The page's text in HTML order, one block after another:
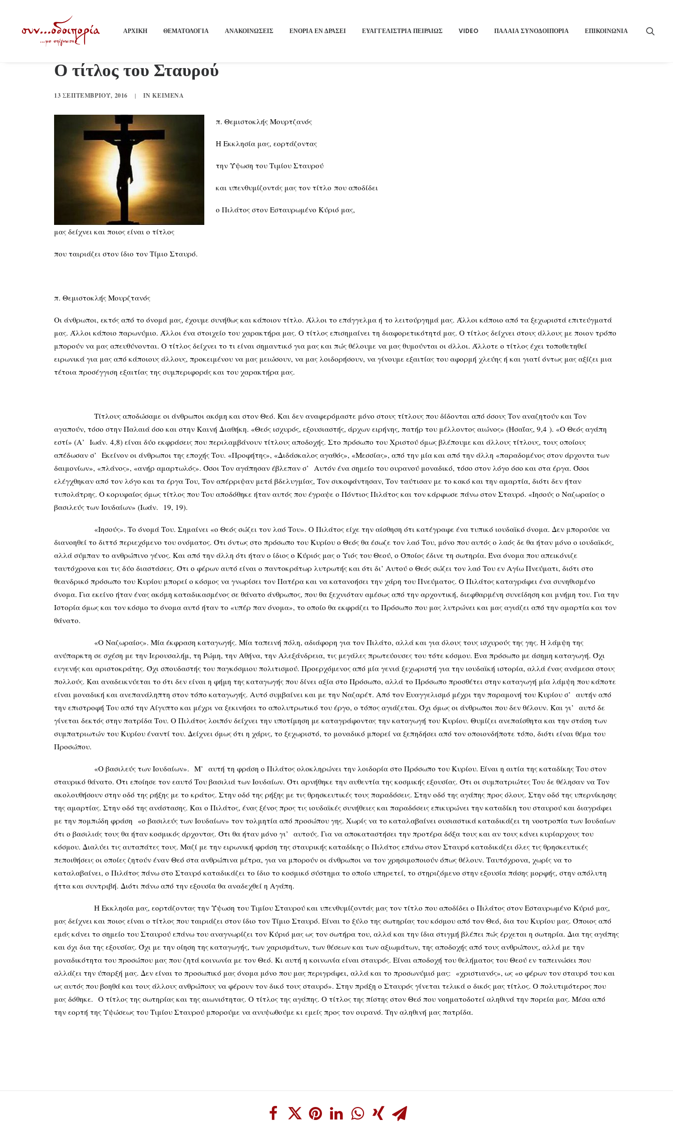
ΑΡΧΙΚΗ ΘΕΜΑΤΟΛΟΓΙΑ ΑΝΑΚΟΙΝΩΣΕΙΣ ΕΝΟΡΙΑ ΕΝ ΔΡΑΣΕΙ ΕΥΑΓΓΕΛΙΣΤΡΙΑ ΠΕΙΡΑΙΏΣ VIDEO ΠΑΛΑΙΑ ΣΥΝΟΔΟΙΠΟΡΙΑ ΕΠΙΚΟΙΝΩΝΙΑ
Ο τίτλος του Σταυρού
13 ΣΕΠΤΕΜΒΡΊΟΥ, 2016 | INΚΕΊΜΕΝΑ
π. Θεμιστοκλής Μουρτζανός
Η Εκκλησία μας, εορτάζοντας
την Ύψωση του Τιμίου Σταυρού
και υπενθυμίζοντάς μας τον τίτλο που αποδίδει
ο Πιλάτος στον Εσταυρωμένο Κύριό μας,
μας δείχνει και ποιος είναι ο τίτλος
που ταιριάζει στον ίδιο τον Τίμιο Σταυρό.
π. Θεμιστοκλής Μουρζτανός
Οι άνθρωποι, εκτός από το όνομά μας, έχουμε συνήθως και κάποιον τίτλο. Άλλοι το επάγγελμα ή το λειτούργημά μας. Άλλοι κάποιο από τα ξεχωριστά επιτεύγματά
μας. Άλλοι κάποιο παρωνύμιο. Άλλοι ένα στοιχείο του χαρακτήρα μας. Ο τίτλος επισημαίνει τη διαφορετικότητά μας. Ο τίτλος δείχνει στους άλλους με ποιον τρόπο
μπορούν να μας απευθύνονται. Ο τίτλος δείχνει το τι είναι σημαντικό για μας και πώς θέλουμε να μας θυμούνται οι άλλοι. Άλλοτε ο τίτλος έχει τοποθετηθεί
ειρωνικά για μας από κάποιους άλλους, προκειμένου να μας μειώσουν, να μας λοιδορήσουν, να γίνουμε εξαιτίας του αφορμή χλεύης ή και γιατί όντως μας αξίζει μια
τέτοια προσέγγιση εξαιτίας της συμπεριφοράς και του χαρακτήρα μας.
Τίτλους αποδώσαμε οι άνθρωποι ακόμη και στον Θεό. Και δεν αναφερόμαστε μόνο στους τίτλους που δίδονται από όσους Τον αναζητούν και Τον
αγαπούν, τόσο στην Παλαιά όσο και στην Καινή Διαθήκη. «Θεός ισχυρός, εξουσιαστής, άρχων ειρήνης, πατήρ του μέλλοντος αιώνος» (Ησαΐας, 9,4 ). «Ο Θεός αγάπη
εστί» (Α’ Ιωάν. 4,8) είναι δύο εκφράσεις που περιλαμβάνουν τίτλους αποδοχής. Στο πρόσωπο του Χριστού όμως βλέπουμε και άλλους τίτλους, τους οποίους
απέδωσαν σ’ Εκείνον οι άνθρωποι της εποχής Του. «Προφήτης», «Διδάσκαλος αγαθός», «Μεσσίας», από την μία και από την άλλη «παραδομένος στον άρχοντα των
δαιμονίων», «πλάνος», «ανήρ αμαρτωλός». Όσοι Τον αγάπησαν έβλεπαν σ’ Αυτόν ένα σημείο του ουρανού μοναδικό, τόσο στον λόγο όσο και στα έργα. Όσοι
ελέγχθηκαν από τον λόγο και τα έργα Του, Τον απέρριψαν μετά βδελυγμίας, Τον συκοφάντησαν, Τον ταύτισαν με το κακό και την αμαρτία, διότι δεν ήταν
τυπολάτρης. Ο κορυφαίος όμως τίτλος που Του αποδόθηκε ήταν αυτός που έγραψε ο Πόντιος Πιλάτος και τον κάρφωσε πάνω στον Σταυρό. «Ιησούς ο Ναζωραίος ο
βασιλεύς των Ιουδαίων» (Ιωάν. 19, 19).
«Ιησούς». Το όνομά Του. Σημαίνει «ο Θεός σώζει τον λαό Του». Ο Πιλάτος είχε την αίσθηση ότι κατέγραφε ένα τυπικό ιουδαϊκό όνομα. Δεν μπορούσε να
διανοηθεί το διττό περιεχόμενο του ονόματος. Ότι όντως στο πρόσωπο του Κυρίου ο Θεός θα έσωζε τον λαό Του, μόνο που αυτός ο λαός δε θα ήταν μόνο ο ιουδαϊκός,
αλλά σύμπαν το ανθρώπινο γένος. Και από την άλλη ότι ήταν ο ίδιος ο Κύριός μας ο Υιός του Θεού, ο Οποίος έδινε τη σωτηρία. Ένα όνομα που απεικόνιζε
ταυτόχρονα και τις δύο διαστάσεις. Ότι ο φέρων αυτό είναι ο παντοκράτωρ λυτρωτής και ότι δι’ Αυτού ο Θεός σώζει τον λαό Του εν Αγίω Πνεύματι, διότι στο
θεανδρικό πρόσωπο του Κυρίου μπορεί ο κόσμος να γνωρίσει τον Πατέρα και να κατανοήσει την χάρη του Πνεύματος. Ο Πιλάτος καταγράφει ένα συνηθισμένο
όνομα. Για εκείνο ήταν ένας ακόμη καταδικασμένος σε θάνατο άνθρωπος, που θα ξεχνιόταν αμέσως από την αρχοντική, διεφθαρμένη συνείδηση και μνήμη του. Για την
Ιστορία όμως και τον κόσμο το όνομα αυτό ήταν το «υπέρ παν όνομα», το οποίο θα εκφράζει το Πρόσωπο που μας λυτρώνει και μας αγιάζει από την αμαρτία και τον
θάνατο.
«Ο Ναζωραίος». Μία έκφραση καταγωγής. Μία ταπεινή πόλη, αδιάφορη για τον Πιλάτο, αλλά και για όλους τους ισχυρούς της γης. Η λάμψη της
ανύπαρκτη σε σχέση με την Ιερουσαλήμ, τη Ρώμη, την Αθήνα, την Αλεξάνδρεια, τις μεγάλες πρωτεύουσες του τότε κόσμου. Ένα πρόσωπο με άσημη καταγωγή. Όχι
ευγενής και αριστοκράτης. Όχι σπουδαστής του παγκόσμιου πολιτισμού. Προερχόμενος από μία γενιά ξεχωριστή για την ιουδαϊκή ιστορία, αλλά ένας ανάμεσα στους
πολλούς. Και αναδεικνύεται το ότι δεν είναι η φήμη της καταγωγής που δίνει αξία στο Πρόσωπο, αλλά το Πρόσωπο προσθέτει στην καταγωγή μία λάμψη που κάποτε
είναι μοναδική και ανεπανάληπτη στον τόπο καταγωγής. Αυτό συμβαίνει και με την Ναζαρέτ. Από τον Ευαγγελισμό μέχρι την παραμονή του Κυρίου σ’ αυτήν από
την επιστροφή Του από την Αίγυπτο και μέχρι να ξεκινήσει το απολυτρωτικό του έργο, ο τόπος αγιάζεται. Όχι όμως οι άνθρωποι που δεν θέλουν. Και γι’ αυτό δε
γίνεται δεκτός στην πατρίδα Του. Ο Πιλάτος λοιπόν δείχνει την υποτίμηση με καταγράφοντας την καταγωγή του Κυρίου. Θυμίζει ανεπαίσθητα και την στάση των
συμπατριωτών του Κυρίου έναντί του. Δείχνει όμως ότι η χάρις, το ξεχωριστό, το μοναδικό μπορεί να ξεπηδήσει από τον οποιονδήποτε τόπο, διότι είναι θέμα του
Προσώπου.
«Ο βασιλεύς των Ιουδαίων». Μ’ αυτή τη φράση ο Πιλάτος ολοκληρώνει την λοιδορία στο Πρόσωπο του Κυρίου. Είναι η αιτία της καταδίκης Του στον
σταυρικό θάνατο. Ότι εποίησε τον εαυτό Του βασιλιά των Ιουδαίων. Ότι αρνήθηκε την αυθεντία της κοσμικής εξουσίας. Ότι οι συμπατριώτες Του δε θέλησαν να Τον
ακολουθήσουν στην οδό της ρήξης με το κράτος. Στην οδό της ρήξης με τις θρησκευτικές τους παραδόσεις. Στην οδό της αγάπης προς όλους. Στην οδό της υπερνίκησης
της αμαρτίας. Στην οδό της ανάστασης. Και ο Πιλάτος, ένας ξένος προς τις ιουδαϊκές συνήθειες και παραδόσεις επικυρώνει την καταδίκη του σταυρού και διαγράφει
με την πομπώδη φράση «ο βασιλεύς των Ιουδαίων» τον τολμητία από προσώπου γης. Χωρίς να το καταλαβαίνει ουσιαστικά καταδικάζει τη νοοτροπία των Ιουδαίων
ότι ο βασιλιάς τους θα ήταν κοσμικός άρχοντας. Ότι θα ήταν μόνο γι’ αυτούς. Για να αποκαταστήσει την προτέρα δόξα τους και αν τους κάνει κυρίαρχους του
κόσμου. Διαλύει τις αυταπάτες τους. Μαζί με την ειρωνική φράση της σταυρικής καταδίκης ο Πιλάτος επάνω στον Σταυρό καταδικάζει όλες τις θρησκευτικές
πεποιθήσεις οι οποίες ζητούν έναν Θεό στα ανθρώπινα μέτρα, για να μπορούν οι άνθρωποι να τον χρησιμοποιούν όπως θέλουν. Ταυτόχρονα, χωρίς να το
καταλαβαίνει, ο Πιλάτος πάνω στο Σταυρό καταδικάζει το ίδιο το κοσμικό σύστημα το οποίο υπηρετεί, το στηριζόμενο στην εξουσία πάσης μορφής, στην απόλυτη
ήττα και συντριβή. Διότι πάνω από την εξουσία θα αναδεχθεί η Αγάπη.
Η Εκκλησία μας, εορτάζοντας την Ύψωση του Τιμίου Σταυρού και υπενθυμίζοντάς μας τον τίτλο που αποδίδει ο Πιλάτος στον Εσταυρωμένο Κύριό μας,
μας δείχνει και ποιος είναι ο τίτλος που ταιριάζει στον ίδιο τον Τίμιο Σταυρό. Είναι το ξύλο της σωτηρίας του κόσμου από τον Θεό, δια του Κυρίου μας. Όποιος από
εμάς κάνει το σημείο του Σταυρού επάνω του αναγνωρίζει τον Κύριό μας ως τον σωτήρα του, αλλά και την ίδια στιγμή βλέπει πώς έρχεται η σωτηρία. Δια της αγάπης
και όχι δια της εξουσίας. Όχι με την οίηση της καταγωγής, των χαρισμάτων, των θέσεων και των αξιωμάτων, της αποδοχής από τους ανθρώπους, αλλά με την
μοναδικότητα του προσώπου μας που ζητά κοινωνία με τον Θεό. Κι αυτή η κοινωνία είναι σταυρός. Είναι αποδοχή του θελήματος του Θεού εν ταπεινώσει που
αλλάζει την ύπαρξή μας. Δεν είναι το προσωπικό μας όνομα μόνο που μας περιγράφει, αλλά και το προσωνύμιό μας: «χριστιανός», ως «ο φέρων τον σταυρό του και
ως αυτός που βοηθά και τους άλλους ανθρώπους να φέρουν τον δικό τους σταυρό». Στην πράξη ο Σταυρός γίνεται τελικά ο δικός μας τίτλος. Ο πολυτιμότερος που
μας δόθηκε. Ο τίτλος της σωτηρίας και της αιωνιότητας. Ο τίτλος της αγάπης. Ο τίτλος της πίστης στον Θεό που νοηματοδοτεί αληθινά την πορεία μας. Μέσα από
την εορτή της Υψώσεως του Τιμίου Σταυρού μπορούμε να ανυψωθούμε κι εμείς προς τον ουρανό. Την αληθινή μας πατρίδα.